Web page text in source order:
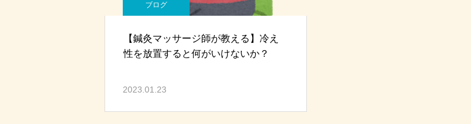
ブログ
【鍼灸マッサージ師が教える】冷え
性を放置すると何がいけないか？
2023.01.23